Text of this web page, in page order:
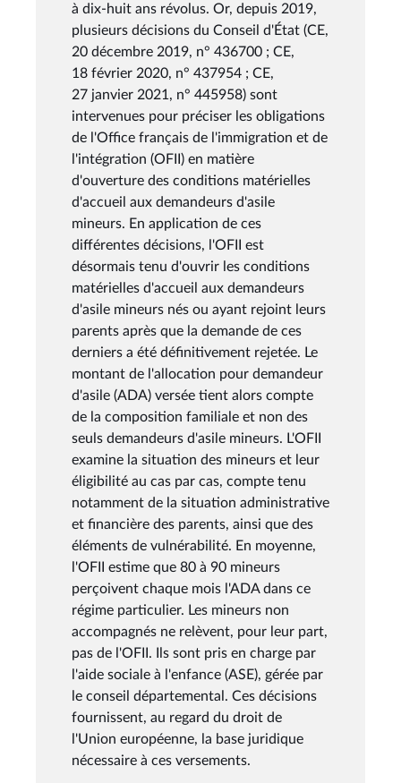
à dix-huit ans révolus. Or, depuis 2019,
plusieurs décisions du Conseil d'État (CE,
20 décembre 2019, n° 436700 ; CE,
18 février 2020, n° 437954 ; CE,
27 janvier 2021, n° 445958) sont
intervenues pour préciser les obligations
de l'Office français de l'immigration et de
l'intégration (OFII) en matière
d'ouverture des conditions matérielles
d'accueil aux demandeurs d'asile
mineurs. En application de ces
différentes décisions, l'OFII est
désormais tenu d'ouvrir les conditions
matérielles d'accueil aux demandeurs
d'asile mineurs nés ou ayant rejoint leurs
parents après que la demande de ces
derniers a été définitivement rejetée. Le
montant de l'allocation pour demandeur
d'asile (ADA) versée tient alors compte
de la composition familiale et non des
seuls demandeurs d'asile mineurs. L'OFII
examine la situation des mineurs et leur
éligibilité au cas par cas, compte tenu
notamment de la situation administrative
et financière des parents, ainsi que des
éléments de vulnérabilité. En moyenne,
l'OFII estime que 80 à 90 mineurs
perçoivent chaque mois l'ADA dans ce
régime particulier. Les mineurs non
accompagnés ne relèvent, pour leur part,
pas de l'OFII. Ils sont pris en charge par
l'aide sociale à l'enfance (ASE), gérée par
le conseil départemental. Ces décisions
fournissent, au regard du droit de
l'Union européenne, la base juridique
nécessaire à ces versements.